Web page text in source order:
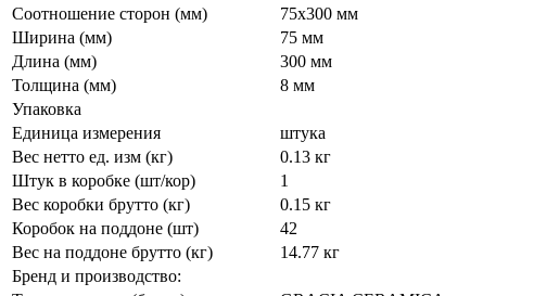
Соотношение сторон (мм)
75x300 мм
Ширина (мм)
75 мм
Длина (мм)
300 мм
Толщина (мм)
8 мм
Упаковка
Единица измерения
штука
Вес нетто ед. изм (кг)
0.13 кг
Штук в коробке (шт/кор)
1
Вес коробки брутто (кг)
0.15 кг
Коробок на поддоне (шт)
42
Вес на поддоне брутто (кг)
14.77 кг
Бренд и производство: